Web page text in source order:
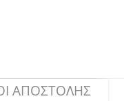
ΑΠΟΣΤΟΛΉΣ